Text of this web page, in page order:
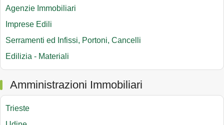
Agenzie Immobiliari
Imprese Edili
Serramenti ed Infissi, Portoni, Cancelli
Edilizia - Materiali
Amministrazioni Immobiliari
Trieste